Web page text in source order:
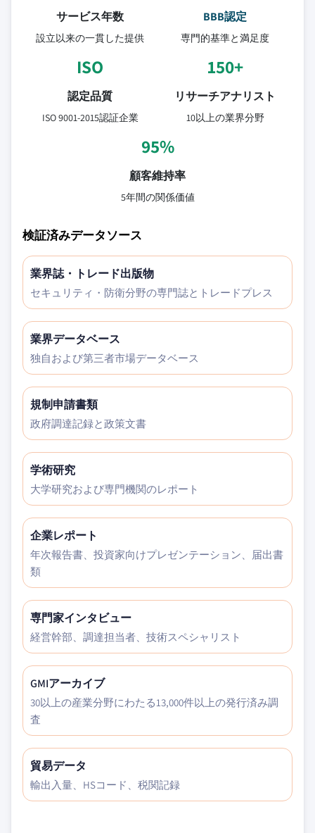
サービス年数
設立以来の一貫した提供
BBB認定
専門的基準と満足度
ISO
認定品質
ISO 9001-2015認証企業
150+
リサーチアナリスト
10以上の業界分野
95%
顧客維持率
5年間の関係価値
検証済みデータソース
業界誌・トレード出版物
セキュリティ・防衛分野の専門誌とトレードプレス
業界データベース
独自および第三者市場データベース
規制申請書類
政府調達記録と政策文書
学術研究
大学研究および専門機関のレポート
企業レポート
年次報告書、投資家向けプレゼンテーション、届出書
類
専門家インタビュー
経営幹部、調達担当者、技術スペシャリスト
GMIアーカイブ
30以上の産業分野にわたる13,000件以上の発行済み調
査
貿易データ
輸出入量、HSコード、税関記録